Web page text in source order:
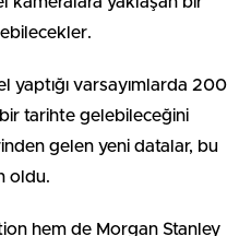
yaptığı varsayımlarda 200
tarihte gelebileceğini
gelen yeni datalar, bu
oldu.
hem de Morgan Stanley